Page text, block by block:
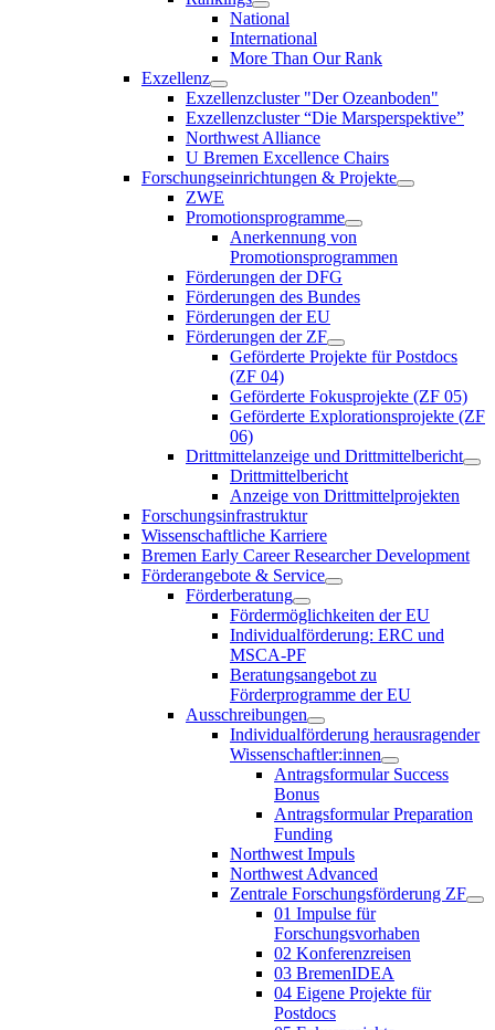
National
International
More Than Our Rank
Exzellenz
Exzellenzcluster "Der Ozeanboden"
Exzellenzcluster “Die Marsperspektive”
Northwest Alliance
U Bremen Excellence Chairs
Forschungseinrichtungen & Projekte
ZWE
Promotionsprogramme
Anerkennung von
Promotionsprogrammen
Förderungen der DFG
Förderungen des Bundes
Förderungen der EU
Förderungen der ZF
Geförderte Projekte für Postdocs
(ZF 04)
Geförderte Fokusprojekte (ZF 05)
Geförderte Explorationsprojekte (ZF
06)
Drittmittelanzeige und Drittmittelbericht
Drittmittelbericht
Anzeige von Drittmittelprojekten
Forschungsinfrastruktur
Wissenschaftliche Karriere
Bremen Early Career Researcher Development
Förderangebote & Service
Förderberatung
Fördermöglichkeiten der EU
Individualförderung: ERC und
MSCA-PF
Beratungsangebot zu
Förderprogramme der EU
Ausschreibungen
Individualförderung herausragender
Wissenschaftler:innen
Antragsformular Success
Bonus
Antragsformular Preparation
Funding
Northwest Impuls
Northwest Advanced
Zentrale Forschungsförderung ZF
01 Impulse für
Forschungsvorhaben
02 Konferenzreisen
03 BremenIDEA
04 Eigene Projekte für
Postdocs